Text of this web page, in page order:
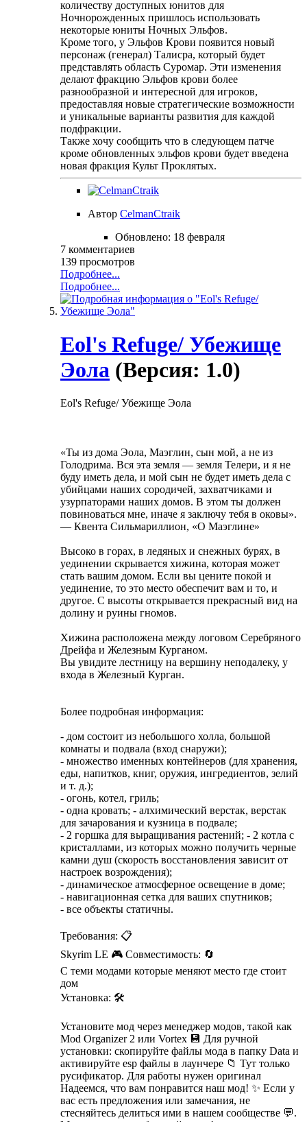
количеству доступных юнитов для
Ночнорожденных пришлось использовать
некоторые юниты Ночных Эльфов.
Кроме того, у Эльфов Крови появится новый
персонаж (генерал) Талисра, который будет
представлять область Суромар. Эти изменения
делают фракцию Эльфов крови более
разнообразной и интересной для игроков,
предоставляя новые стратегические возможности
и уникальные варианты развития для каждой
подфракции.
Также хочу сообщить что в следующем патче
кроме обновленных эльфов крови будет введена
новая фракция Культ Проклятых.
Автор CelmanCtraik
Обновлено: 18 февраля
7 комментариев
139 просмотров
Подробнее...
Подробнее...
Eol's Refuge/ Убежище
Эола (Версия: 1.0)
Eol's Refuge/ Убежище Эола
«Ты из дома Эола, Маэглин, сын мой, а не из
Голодрима. Вся эта земля — земля Телери, и я не
буду иметь дела, и мой сын не будет иметь дела с
убийцами наших сородичей, захватчиками и
узурпаторами наших домов. В этом ты должен
повиноваться мне, иначе я заключу тебя в оковы».
— Квента Сильмариллион, «О Маэглине»
Высоко в горах, в ледяных и снежных бурях, в
уединении скрывается хижина, которая может
стать вашим домом. Если вы цените покой и
уединение, то это место обеспечит вам и то, и
другое. С высоты открывается прекрасный вид на
долину и руины гномов.
Хижина расположена между логовом Серебряного
Дрейфа и Железным Курганом.
Вы увидите лестницу на вершину неподалеку, у
входа в Железный Курган.
Более подробная информация:
- дом состоит из небольшого холла, большой
комнаты и подвала (вход снаружи);
- множество именных контейнеров (для хранения,
еды, напитков, книг, оружия, ингредиентов, зелий
и т. д.);
- огонь, котел, гриль;
- одна кровать; - алхимический верстак, верстак
для зачарования и кузница в подвале;
- 2 горшка для выращивания растений; - 2 котла с
кристаллами, из которых можно получить черные
камни душ (скорость восстановления зависит от
настроек возрождения);
- динамическое атмосферное освещение в доме;
- навигационная сетка для ваших спутников;
- все объекты статичны.
Требования: 📋
Skyrim LE 🎮 Совместимость: 🔄
C теми модами которые меняют место где стоит
дом
Установка: 🛠️
Установите мод через менеджер модов, такой как
Mod Organizer 2 или Vortex 💾 Для ручной
установки: скопируйте файлы мода в папку Data и
активируйте esp файлы в лаунчере 📁 Тут только
русификатор. Для работы нужен оригинал
Надеемся, что вам понравится наш мод! ✨ Если у
вас есть предложения или замечания, не
стесняйтесь делиться ими в нашем сообществе 💬.